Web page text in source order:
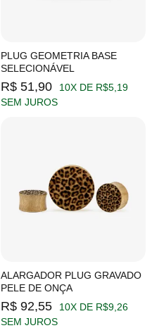
PLUG GEOMETRIA BASE
SELECIONÁVEL
R$ 51,90
10X DE R$5,19
SEM JUROS
ALARGADOR PLUG GRAVADO
PELE DE ONÇA
R$ 92,55
10X DE R$9,26
SEM JUROS